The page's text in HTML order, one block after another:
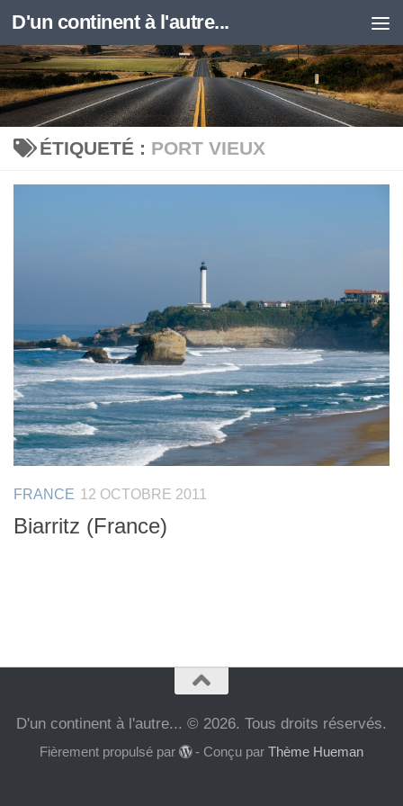
Skip to content
D'un continent à l'autre...
ÉTIQUETÉ : PORT VIEUX
FRANCE 12 OCTOBRE 2011
Biarritz (France)
D'un continent à l'autre... © 2026. Tous droits réservés.
Fièrement propulsé par - Conçu parThème Hueman